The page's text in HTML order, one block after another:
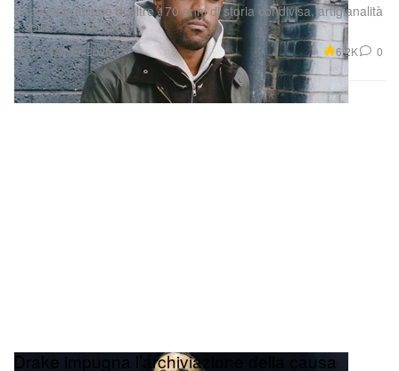
Moda
Una celebrazione di oltre 170 anni di storia condivisa, artigianalità
e spirito d’avventura.
Oct 30, 2025 6.2K 0
Drake impugna l’archiviazione della causa